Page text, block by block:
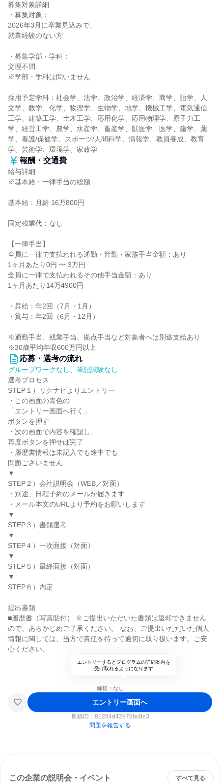
募集対象詳細
・募集対象：
2026年3月に卒業見込みで、
就業経験のない方
・募集学部・学科：
文理不問
※学部・学科は問いません
採用予定学科：社会学、法学、政治学、経済学、商学、語学、人
文学、数学、化学、物理学、生物学、地学、機械工学、電気通信
工学、建築工学、土木工学、応用化学、応用物理学、原子力工
学、経営工学、農学、水産学、畜産学、獣医学、医学、歯学、薬
学、看護/保健学、スポーツ/人間科学、情報学、教員養成、教育
学、芸術学、環境学、家政学
報酬・交通費
給与詳細
※基本給・一律手当の総額
基本給：月給 16万800円
固定残業代：なし
【一律手当】
全員に一律で支払われる通勤・皆勤・家族手当金額：あり
1ヶ月あたり0円 〜 3万円
全員に一律で支払われるその他手当金額：あり
1ヶ月あたり14万4900円
・昇給：年2回（7月・1月）
・賞与：年2回（6月・12月）
※通勤手当、残業手当、拠点手当など対象者へは別途支給あり
※30歳平均年収600万円以上
応募・選考の流れ
グループワークなし、筆記試験なし
選考プロセス
STEP１）リクナビよりエントリー
・この画面の青色の
「エントリー画面へ行く」
ボタンを押す
・次の画面で内容を確認し、
再度ボタンを押せば完了
・履歴書情報は未記入でも途中でも
問題ございません
▼
STEP２）会社説明会（WEB／対面）
・別途、日程予約のメールが届きます
・メール本文のURLより予約をお願いします
▼
STEP３）書類選考
▼
STEP４）一次面接（対面）
▼
STEP５）最終面接（対面）
▼
STEP６）内定
提出書類
■履歴書（写真貼付） ※ご提出いただいた書類は返却できません
ので、あらかじめご了承ください。 なお、ご提出いただいた個人
情報に関しては、当方で責任を持って適切に取り扱います。ご安
心ください。
エントリーするとプログラムの詳細案内を
受け取れるようになります
締切：なし
エントリー画面へ
原稿ID： 81284d42e78bc8e3
問題を報告する
この企業の説明会・イベント すべて見る